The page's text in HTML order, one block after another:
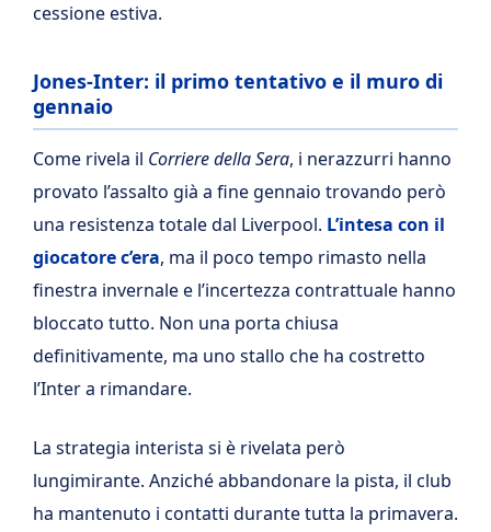
cessione estiva.
Jones-Inter: il primo tentativo e il muro di
gennaio
Come rivela il Corriere della Sera, i nerazzurri hanno
provato l’assalto già a fine gennaio trovando però
una resistenza totale dal Liverpool. L’intesa con il
giocatore c’era, ma il poco tempo rimasto nella
finestra invernale e l’incertezza contrattuale hanno
bloccato tutto. Non una porta chiusa
definitivamente, ma uno stallo che ha costretto
l’Inter a rimandare.
La strategia interista si è rivelata però
lungimirante. Anziché abbandonare la pista, il club
ha mantenuto i contatti durante tutta la primavera.